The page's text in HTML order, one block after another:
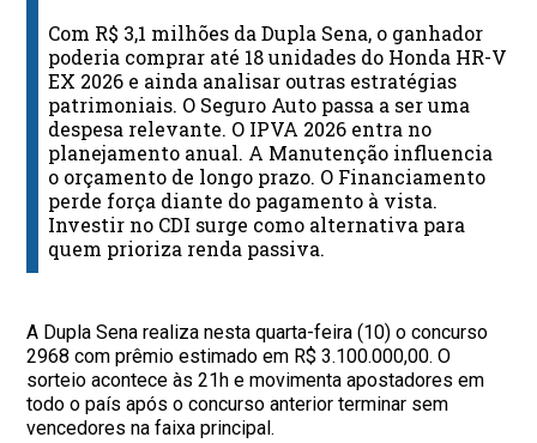
Com R$ 3,1 milhões da Dupla Sena, o ganhador
poderia comprar até 18 unidades do Honda HR-V
EX 2026 e ainda analisar outras estratégias
patrimoniais. O Seguro Auto passa a ser uma
despesa relevante. O IPVA 2026 entra no
planejamento anual. A Manutenção influencia
o orçamento de longo prazo. O Financiamento
perde força diante do pagamento à vista.
Investir no CDI surge como alternativa para
quem prioriza renda passiva.
A Dupla Sena realiza nesta quarta-feira (10) o concurso
2968 com prêmio estimado em R$ 3.100.000,00. O
sorteio acontece às 21h e movimenta apostadores em
todo o país após o concurso anterior terminar sem
vencedores na faixa principal.